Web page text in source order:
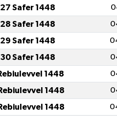
27 Safer 1448
28 Safer 1448
29 Safer 1448
30 Safer 1448
1448
1448
1448